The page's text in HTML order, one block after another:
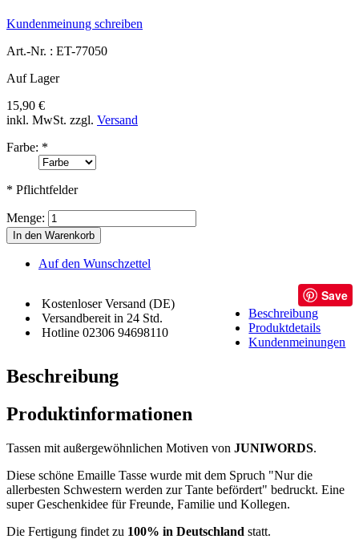
Kundenmeinung schreiben
Art.-Nr. : ET-77050
Auf Lager
15,90 €
inkl. MwSt. zzgl. Versand
Farbe: *
* Pflichtfelder
Menge:
In den Warenkorb
Auf den Wunschzettel
Kostenloser Versand (DE)
Versandbereit in 24 Std.
Hotline 02306 94698110
Save
Beschreibung
Produktdetails
Kundenmeinungen
Beschreibung
Produktinformationen
Tassen mit außergewöhnlichen Motiven von JUNIWORDS.
Diese schöne Emaille Tasse wurde mit dem Spruch "Nur die
allerbesten Schwestern werden zur Tante befördert" bedruckt. Eine
super Geschenkidee für Freunde, Familie und Kollegen.
Die Fertigung findet zu 100% in Deutschland statt.